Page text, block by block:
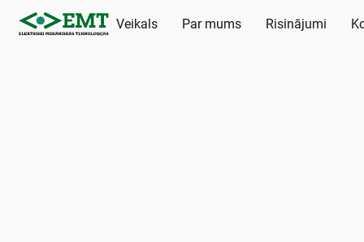
Veikals Par mums Risinājumi